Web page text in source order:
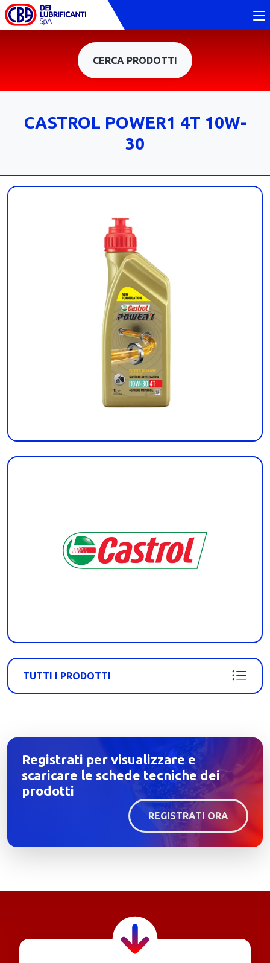
CERCA PRODOTTI
CASTROL POWER1 4T 10W-
30
TUTTI I PRODOTTI
Registrati per visualizzare e
scaricare le schede tecniche dei
prodotti
REGISTRATI ORA